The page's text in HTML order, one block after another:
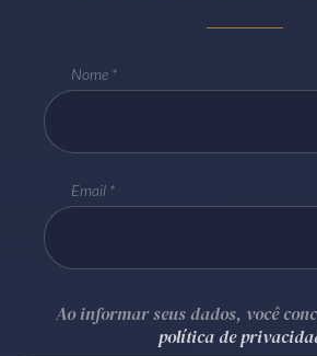
Nome
Email
Ao informar seus dados, você
política de